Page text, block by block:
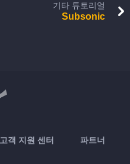
기타 튜토리얼
Subsonic
고객 지원 센터 파트너